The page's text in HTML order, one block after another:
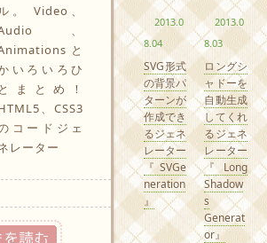
。 Video、
、
と
いろいろひ
とまとめ！
、CSS3
コードジェ
レーター
つづきを読む
2013.0
8.04
SVG形式
の背景パ
ターンが
作成でき
るジェネ
レーター
『SVGe
neration
』
2013.0
8.03
ロングシ
ャドーを
自動生成
してくれ
るジェネ
レーター
『Long
Shadow
s
Generat
or』